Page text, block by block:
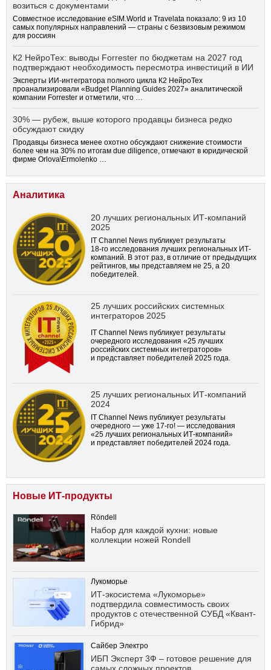
возиться с документами
Совместное исследование eSIM.World и Travelata показало: 9 из 10
самых популярных направлений — страны с безвизовым режимом
для россиян
К2 НейроТех: выводы Forrester по бюджетам на 2027 год
подтверждают необходимость пересмотра инвестиций в ИИ
Эксперты ИИ-интегратора полного цикла К2 НейроТех
проанализировали «Budget Planning Guides 2027» аналитической
компании Forrester и отметили, что …
30% — рубеж, выше которого продавцы бизнеса редко
обсуждают скидку
Продавцы бизнеса менее охотно обсуждают снижение стоимости
более чем на 30% по итогам due diligence, отмечают в юридической
фирме Orlova\Ermolenko …
Аналитика
20 лучших региональных ИТ-компаний
2025
IT Channel News публикует результаты
18-го исследования лучших региональных ИТ-
компаний. В этот раз, в отличие от предыдущих
рейтингов, мы представляем не 25, а 20
победителей.
25 лучших российских системных
интеграторов 2025
IT Channel News публикует результаты
очередного исследования «25 лучших
российских системных интеграторов»
и представляет победителей 2025 года.
25 лучших региональных ИТ-компаний
2024
IT Channel News публикует результаты
очередного — уже 17-го! — исследования
«25 лучших региональных ИТ-компаний»
и представляет победителей 2024 года.
Новые ИТ-продукты
Röndell
Набор для каждой кухни: новые
коллекции ножей Rondell
Лукоморье
ИТ-экосистема «Лукоморье»
подтвердила совместимость своих
продуктов с отечественной СУБД «Квант-
Гибрид»
Сайбер Электро
ИБП Эксперт 3Ф – готовое решение для